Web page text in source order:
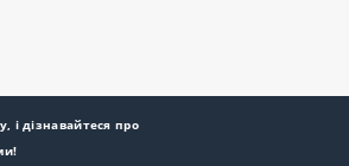
і дізнавайтеся про